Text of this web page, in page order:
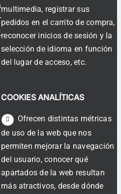
multimedia, registrar sus
pedidos en el carrito de compra,
reconocer inicios de sesión y la
selección de idioma en función
del lugar de acceso, etc.
COOKIES ANALÍTICAS
Ofrecen distintas métricas
de uso de la web que nos
permiten mejorar la navegación
del usuario, conocer qué
apartados de la web resultan
más atractivos, desde dónde